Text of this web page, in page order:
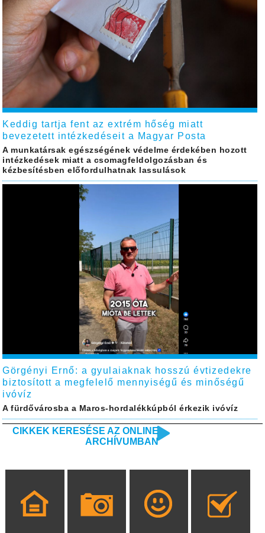
Keddig tartja fent az extrém hőség miatt
bevezetett intézkedéseit a Magyar Posta
A munkatársak egészségének védelme érdekében hozott
intézkedések miatt a csomagfeldolgozásban és
kézbesítésben előfordulhatnak lassulások
Görgényi Ernő: a gyulaiaknak hosszú évtizedekre
biztosított a megfelelő mennyiségű és minőségű
ivóvíz
A fürdővárosba a Maros-hordalékkúpból érkezik ivóvíz
CIKKEK KERESÉSE AZ ONLINE
ARCHÍVUMBAN